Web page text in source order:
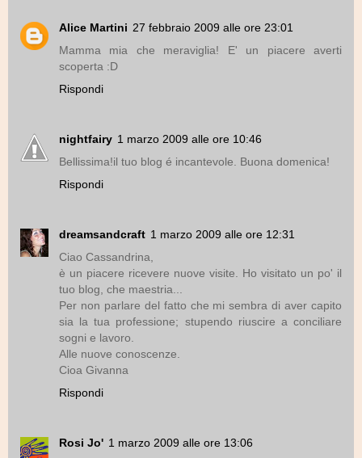
Alice Martini 27 febbraio 2009 alle ore 23:01
Mamma mia che meraviglia! E' un piacere averti
scoperta :D
Rispondi
nightfairy 1 marzo 2009 alle ore 10:46
Bellissima!il tuo blog é incantevole. Buona domenica!
Rispondi
dreamsandcraft 1 marzo 2009 alle ore 12:31
Ciao Cassandrina,
è un piacere ricevere nuove visite. Ho visitato un po' il
tuo blog, che maestria...
Per non parlare del fatto che mi sembra di aver capito
sia la tua professione; stupendo riuscire a conciliare
sogni e lavoro.
Alle nuove conoscenze.
Cioa Givanna
Rispondi
Rosi Jo' 1 marzo 2009 alle ore 13:06